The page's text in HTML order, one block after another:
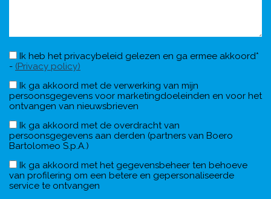
Ik heb het privacybeleid gelezen en ga ermee akkoord*
- (Privacy policy)
Ik ga akkoord met de verwerking van mijn
persoonsgegevens voor marketingdoeleinden en voor het
ontvangen van nieuwsbrieven
Ik ga akkoord met de overdracht van
persoonsgegevens aan derden (partners van Boero
Bartolomeo S.p.A.)
Ik ga akkoord met het gegevensbeheer ten behoeve
van profilering om een betere en gepersonaliseerde
service te ontvangen